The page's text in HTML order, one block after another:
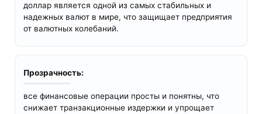
доллар является одной из самых стабильных и
надежных валют в мире, что защищает предприятия
от валютных колебаний.
Прозрачность:
все финансовые операции просты и понятны, что
снижает транзакционные издержки и упрощает